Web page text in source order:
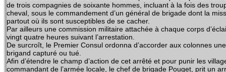
de trois compagnies de soixante hommes, incluant à la fois des
cheval, sous le commandement d’un général de brigade dont la
partout où ils sont susceptibles de se cacher.
Par ailleurs une commission militaire attachée à chaque corps
vingt quatre heures suivant l’arrestation.
De surcroît, le Premier Consul ordonna d’accorder aux colonnes
brigand capturé ou tué.
Afin d’étendre le champ d’action de cet arrêté et pour punir les
commandant de l’armée locale, le chef de brigade Pouget, prit un